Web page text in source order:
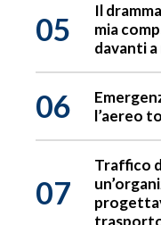
05
Il
mia
davanti a
06
l’aereo
07
Traffico